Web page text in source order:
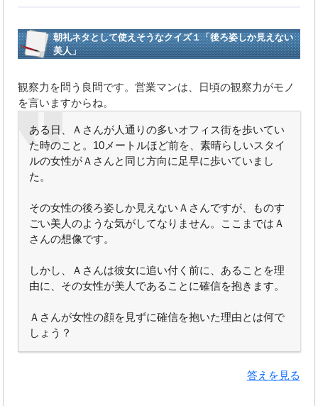
朝礼ネタとして使えそうなクイズ１「後ろ姿しか見えない
美人」
観察力を問う良問です。営業マンは、日頃の観察力がモノ
を言いますからね。
ある日、Ａさんが人通りの多いオフィス街を歩いてい
た時のこと。10メートルほど前を、素晴らしいスタイ
ルの女性がＡさんと同じ方向に足早に歩いていまし
た。
その女性の後ろ姿しか見えないＡさんですが、ものす
ごい美人のような気がしてなりません。ここまではＡ
さんの想像です。
しかし、Ａさんは彼女に追い付く前に、あることを理
由に、その女性が美人であることに確信を抱きます。
Ａさんが女性の顔を見ずに確信を抱いた理由とは何で
しょう？
答えを見る